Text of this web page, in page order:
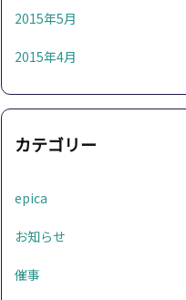
2015年5月
2015年4月
カテゴリー
epica
お知らせ
催事